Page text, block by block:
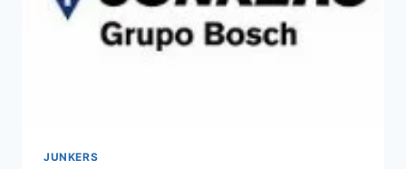
JUNKERS